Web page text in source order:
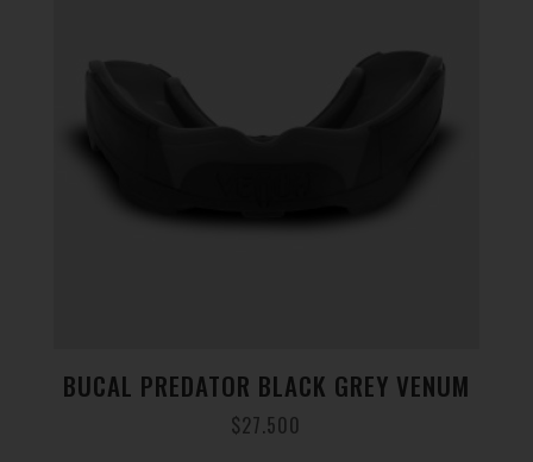
BUCAL PREDATOR BLACK GREY VENUM
$27.500